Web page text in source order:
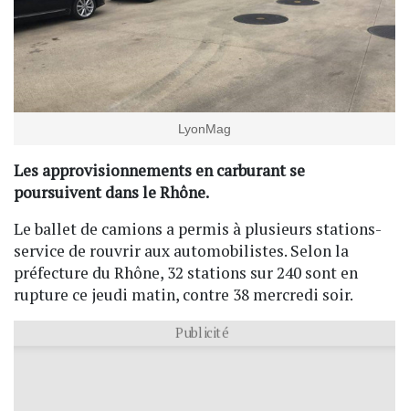
LyonMag
Les approvisionnements en carburant se
poursuivent dans le Rhône.
Le ballet de camions a permis à plusieurs stations-
service de rouvrir aux automobilistes. Selon la
préfecture du Rhône, 32 stations sur 240 sont en
rupture ce jeudi matin, contre 38 mercredi soir.
Publicité